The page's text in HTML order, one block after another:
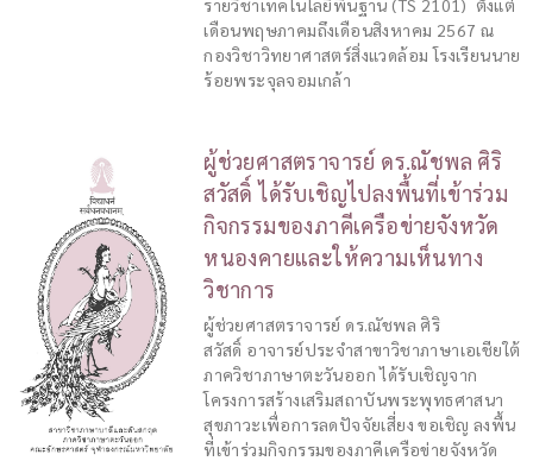
รายวิชาเทคโนโลยีพื้นฐาน (TS 2101) ตั้งแต่
เดือนพฤษภาคมถึงเดือนสิงหาคม 2567 ณ
กองวิชาวิทยาศาสตร์สิ่งแวดล้อม โรงเรียนนาย
ร้อยพระจุลจอมเกล้า
ผู้ช่วยศาสตราจารย์ ดร.ณัชพล ศิริ
สวัสดิ์ ได้รับเชิญไปลงพื้นที่เข้าร่วม
กิจกรรมของภาคีเครือข่ายจังหวัด
หนองคายและให้ความเห็นทาง
วิชาการ
ผู้ช่วยศาสตราจารย์ ดร.ณัชพล ศิริ
สวัสดิ์ อาจารย์ประจำสาขาวิชาภาษาเอเชียใต้
ภาควิชาภาษาตะวันออก ได้รับเชิญจาก
โครงการสร้างเสริมสถาบันพระพุทธศาสนา
สุขภาวะเพื่อการลดปัจจัยเสี่ยง ขอเชิญ ลงพื้น
ที่เข้าร่วมกิจกรรมของภาคีเครือข่ายจังหวัด